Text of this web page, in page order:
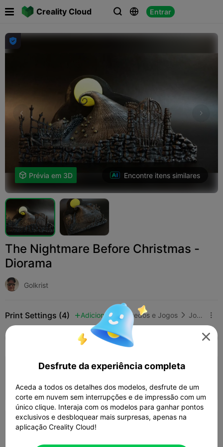
Creality Cloud   Entrar
 

 Prévia em 3D Encontre itens similares
The Nightmare Before Christmas -
Diorama
Golkrist
Print Settings (4)  Adicionar Brinquedos e Jogos  Jogos de Tabuleiro e de Cartas 
K2 Plus K2 Pro
0.2mm layer, 2 walls, 15% infill
 05h 13m  1 plates  155.46g
0.2mm layer, 2 walls, 10% infill

Desfrute da experiência completa
Aceda a todos os detalhes dos modelos, desfrute de um
corte em nuvem sem interrupções e de impressão com um
único clique. Interaja com os modelos para ganhar pontos
exclusivos e desbloquear mais surpresas, apenas na
aplicação Creality Cloud!